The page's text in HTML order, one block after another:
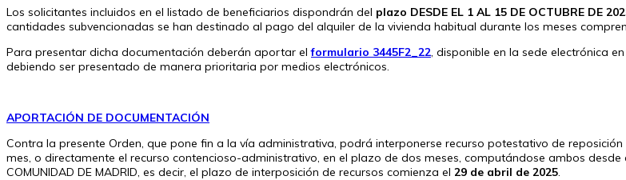
Los solicitantes incluidos en el listado de beneficiarios dispondrán del plazo DESDE EL 1 AL 15 DE OCTUBRE DE
cantidades subvencionadas se han destinado al pago del alquiler de la vivienda habitual durante los meses
Para presentar dicha documentación deberán aportar elformulario 3445F2_22, disponible en la sede electrónica
debiendo ser presentado de manera prioritaria por medios electrónicos.
APORTACIÓN DE DOCUMENTACIÓN
Contra la presente Orden, que pone fin a la vía administrativa, podrá interponerse recurso potestativo de
mes, o directamente el recurso contencioso-administrativo, en el plazo de dos meses, computándose ambos desde
COMUNIDAD DE MADRID, es decir, el plazo de interposición de recursos comienza el 29 de abril de 2025.